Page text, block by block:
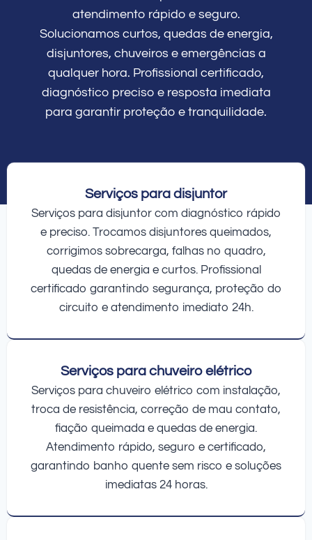
atendimento rápido e seguro.
Solucionamos curtos, quedas de energia,
disjuntores, chuveiros e emergências a
qualquer hora. Profissional certificado,
diagnóstico preciso e resposta imediata
para garantir proteção e tranquilidade.
Serviços para disjuntor
Serviços para disjuntor com diagnóstico rápido
e preciso. Trocamos disjuntores queimados,
corrigimos sobrecarga, falhas no quadro,
quedas de energia e curtos. Profissional
certificado garantindo segurança, proteção do
circuito e atendimento imediato 24h.
Serviços para chuveiro elétrico
Serviços para chuveiro elétrico com instalação,
troca de resistência, correção de mau contato,
fiação queimada e quedas de energia.
Atendimento rápido, seguro e certificado,
garantindo banho quente sem risco e soluções
imediatas 24 horas.